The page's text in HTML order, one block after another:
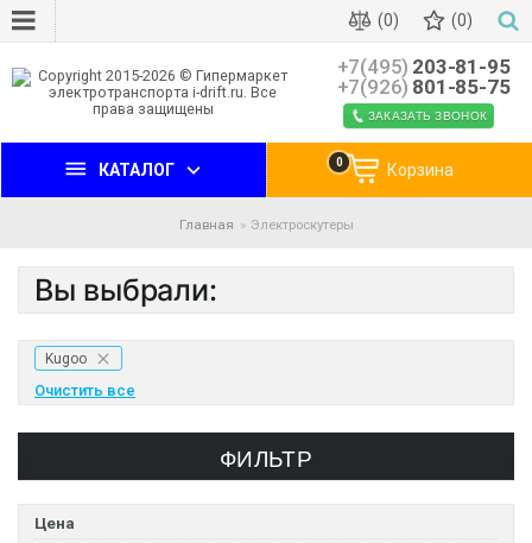
(0) (0)
+7(495) 203-81-95
+7(926) 801-85-75
ЗАКАЗАТЬ ЗВОНОК
КАТАЛОГ Корзина
0
Главная Электроскутеры
Вы выбрали:
Kugoo
Очистить все
ФИЛЬТР
Цена